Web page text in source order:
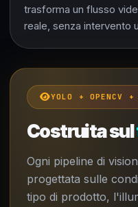
trasforma un flusso
reale, senza intervento
YOLO + OPENCV +
Costruita sul
Ogni pipeline di
progettata sulle
tipo di prodotto,